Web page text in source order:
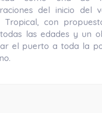
del inicio del
Tropical, con
las edades y un
el puerto a toda la